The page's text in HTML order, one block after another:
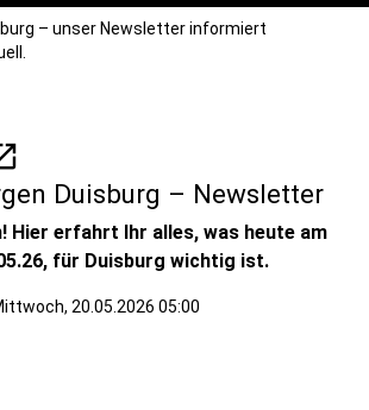
– unser Newsletter informiert
Duisburg – Newsletter
Hier erfahrt Ihr alles, was heute am
für Duisburg wichtig ist.
20.05.2026 05:00